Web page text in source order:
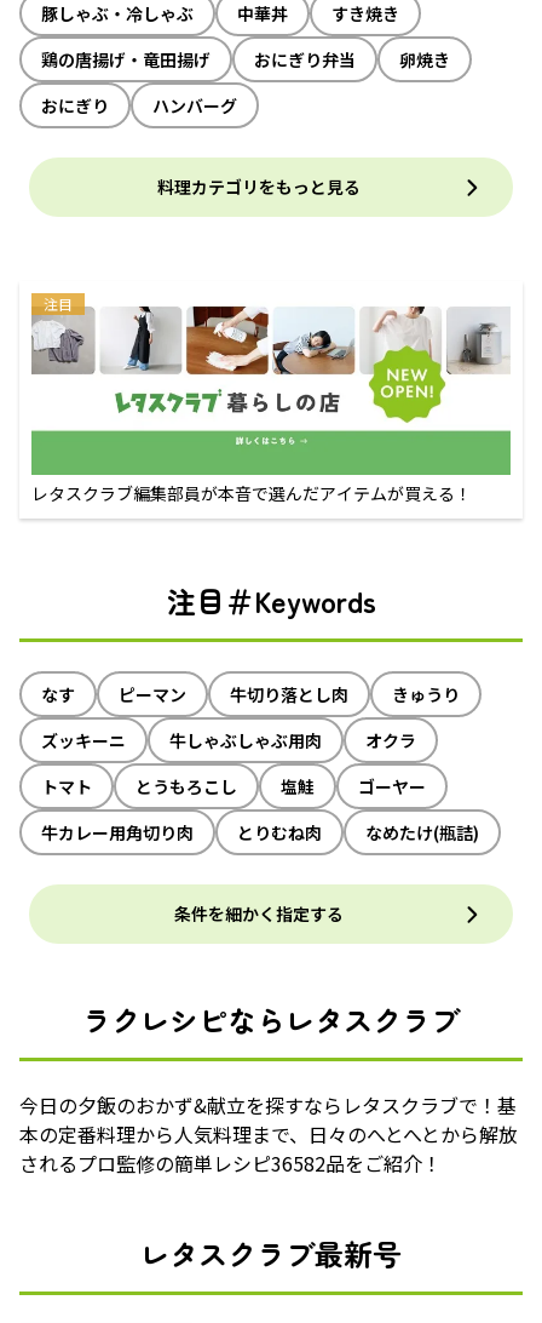
豚しゃぶ・冷しゃぶ 中華丼
すき焼き
鶏の唐揚げ・竜田揚げ
おにぎり弁当
卵焼き
おにぎり
ハンバーグ
料理カテゴリをもっと見る
注目
レタスクラブ編集部員が本音で選んだアイテムが買える！
注目＃Keywords
なす ピーマン 牛切り落とし肉
きゅうり
ズッキーニ
牛しゃぶしゃぶ用肉
オクラ
トマト
とうもろこし 塩鮭
ゴーヤー
牛カレー用角切り肉
とりむね肉 なめたけ(瓶詰)
条件を細かく指定する
ラクレシピならレタスクラブ
今日の夕飯のおかず&献立を探すならレタスクラブで！基
本の定番料理から人気料理まで、日々のへとへとから解放
されるプロ監修の簡単レシピ36582品をご紹介！
レタスクラブ最新号